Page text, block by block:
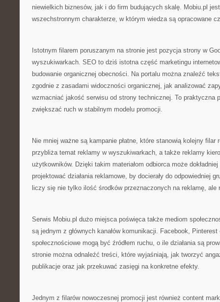
niewielkich biznesów, jak i do firm budujących skalę. Mobiu.pl
wszechstronnym charakterze, w którym wiedza są opracowane
Istotnym filarem poruszanym na stronie jest pozycja strony w
wyszukiwarkach. SEO to dziś istotna część marketingu
budowanie organicznej obecności. Na portalu można znaleźć
zgodnie z zasadami widoczności organicznej, jak analizować
wzmacniać jakość serwisu od strony technicznej. To praktyczna
zwiększać ruch w stabilnym modelu promocji.
Nie mniej ważne są kampanie płatne, które stanowią kolejny filar
przybliża temat reklamy w wyszukiwarkach, a także reklamy
użytkowników. Dzięki takim materiałom odbiorca może
projektować działania reklamowe, by docierały do odpowiedniej
liczy się nie tylko ilość środków przeznaczonych na reklamę, ale
Serwis Mobiu.pl dużo miejsca poświęca także mediom
są jednym z głównych kanałów komunikacji. Facebook,
społecznościowe mogą być źródłem ruchu, o ile działania są
stronie można odnaleźć treści, które wyjaśniają, jak tworzyć
publikacje oraz jak przekuwać zasięgi na konkretne efekty.
Jednym z filarów nowoczesnej promocji jest również content